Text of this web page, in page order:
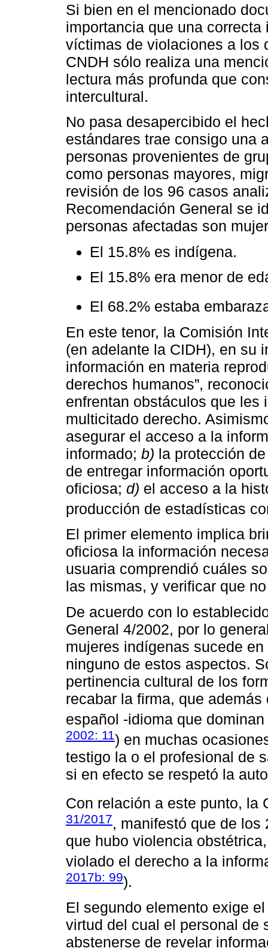
Si bien en el mencionado
importancia que una
víctimas de violaciones a los
CNDH sólo realiza una
lectura más profunda que
intercultural.
No pasa desapercibido el
estándares trae consigo una
personas provenientes de
como personas mayores,
revisión de los 96 casos
Recomendación General se
personas afectadas son
El 15.8% es indígena.
El 15.8% era menor de
El 68.2% estaba
En este tenor, la Comisión
(en adelante la CIDH), en su
información en materia
derechos humanos”,
enfrentan obstáculos que les
multicitado derecho.
asegurar el acceso a la
informado; b) la protección
de entregar información
oficiosa; d) el acceso a la
producción de estadísticas
El primer elemento implica
oficiosa la información
usuaria comprendió cuáles
las mismas, y verificar que
De acuerdo con lo
General 4/2002, por lo
mujeres indígenas sucede
ninguno de estos aspectos.
pertinencia cultural de los
recabar la firma, que
español -idioma que
2002: 11) en muchas
testigo la o el profesional de
si en efecto se respetó la
Con relación a este punto, la
31/2017, manifestó que de
que hubo violencia
violado el derecho a la
2017b: 99).
El segundo elemento exige
virtud del cual el personal de
abstenerse de revelar